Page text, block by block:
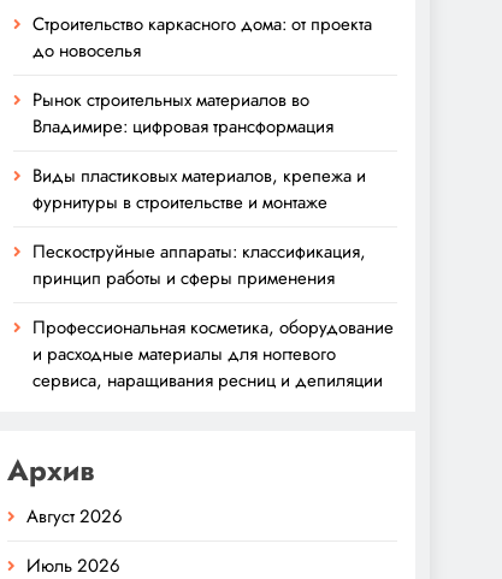
Строительство каркасного дома: от проекта
до новоселья
Рынок строительных материалов во
Владимире: цифровая трансформация
Виды пластиковых материалов, крепежа и
фурнитуры в строительстве и монтаже
Пескоструйные аппараты: классификация,
принцип работы и сферы применения
Профессиональная косметика, оборудование
и расходные материалы для ногтевого
сервиса, наращивания ресниц и депиляции
Архив
Август 2026
Июль 2026